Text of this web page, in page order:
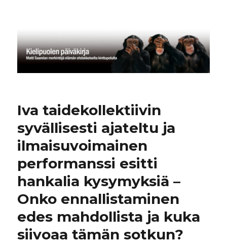
Iva taidekollektiivin
syvällisesti ajateltu ja
ilmaisuvoimainen
performanssi esitti
hankalia kysymyksiä –
Onko ennallistaminen
edes mahdollista ja kuka
siivoaa tämän sotkun?